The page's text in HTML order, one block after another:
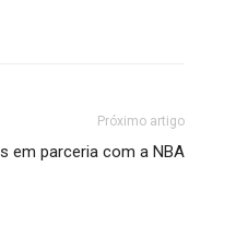
Próximo artigo
em parceria com a NBA